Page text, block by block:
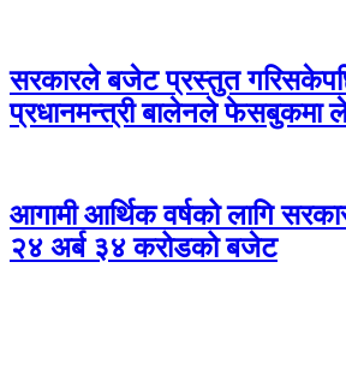
सरकारले बजेट प्रस्तुत
प्रधानमन्त्री बालेनले
आगामी आर्थिक वर्षको लागि
२४ अर्ब ३४ करोडको बजेट